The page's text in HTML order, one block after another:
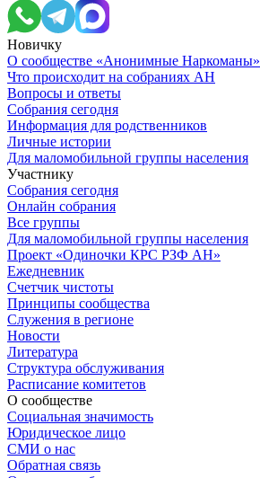
Новичку
О сообществе «Анонимные Наркоманы»
Что происходит на собраниях АН
Вопросы и ответы
Собрания сегодня
Информация для родственников
Личные истории
Для маломобильной группы населения
Участнику
Собрания сегодня
Онлайн собрания
Все группы
Для маломобильной группы населения
Проект «Одиночки КРС РЗФ АН»
Ежедневник
Счетчик чистоты
Принципы сообщества
Служения в регионе
Новости
Литература
Структура обслуживания
Расписание комитетов
О сообществе
Социальная значимость
Юридическое лицо
СМИ о нас
Обратная связь